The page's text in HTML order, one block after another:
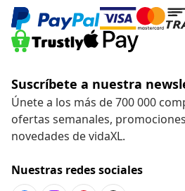
Suscríbete a nuestra
Únete a los más de 700 000
ofertas semanales,
novedades de vidaXL.
Nuestras redes sociales